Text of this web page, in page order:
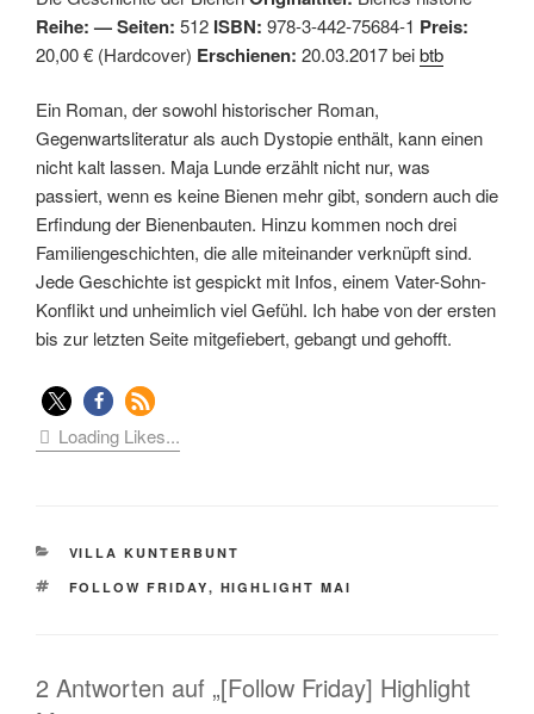
Reihe: — Seiten: 512 ISBN: 978-3-442-75684-1 Preis:
20,00 € (Hardcover) Erschienen: 20.03.2017 beibtb
Ein Roman, der sowohl historischer Roman,
Gegenwartsliteratur als auch Dystopie enthält, kann einen
nicht kalt lassen. Maja Lunde erzählt nicht nur, was
passiert, wenn es keine Bienen mehr gibt, sondern auch die
Erfindung der Bienenbauten. Hinzu kommen noch drei
Familiengeschichten, die alle miteinander verknüpft sind.
Jede Geschichte ist gespickt mit Infos, einem Vater-Sohn-
Konflikt und unheimlich viel Gefühl. Ich habe von der ersten
bis zur letzten Seite mitgefiebert, gebangt und gehofft.
Loading Likes...
KATEGORIEN
VILLA KUNTERBUNT
SCHLAGWÖRTER
FOLLOW FRIDAY, HIGHLIGHT MAI
2 Antworten auf „[Follow Friday] Highlight